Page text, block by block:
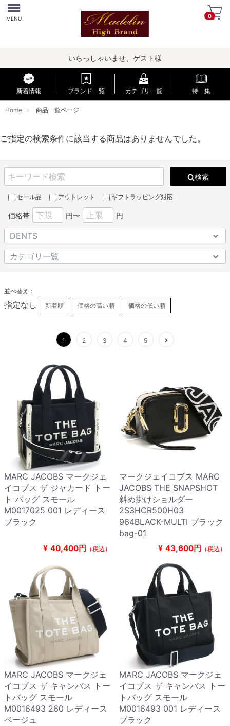
Menu
MENU 0
いらっしゃいませ、ゲスト様
新着情報 ブランド一覧 カテゴリ一覧 特 集
Home 商品一覧ページ
ご指定の検索条件に該当する商品はありませんでした。
検索
セール品 アウトレット ギフトラッピング対応
価格帯 円〜 円
並べ替え：
指定なし 新着順 価格の高い順 価格の低い順
1 2 3 4 5
MARC JACOBS マークジェ
イコブス ザ ジャカード トー
ト バッグ スモール
M0017025 001 レディース
ブラック
¥ 40,400円 （税込）
マークジェイコブス MARC
JACOBS THE SNAPSHOT
斜め掛けショルダー
2S3HCR500H03
964BLACK-MULTI ブラック
bag-01
¥ 43,600円 （税込）
MARC JACOBS マークジェ
イコブス ザ キャンバス トー
トバッグ スモール
M0016493 260 レディース
ベージュ
MARC JACOBS マークジェ
イコブス ザ キャンバス トー
トバッグ スモール
M0016493 001 レディース
ブラック